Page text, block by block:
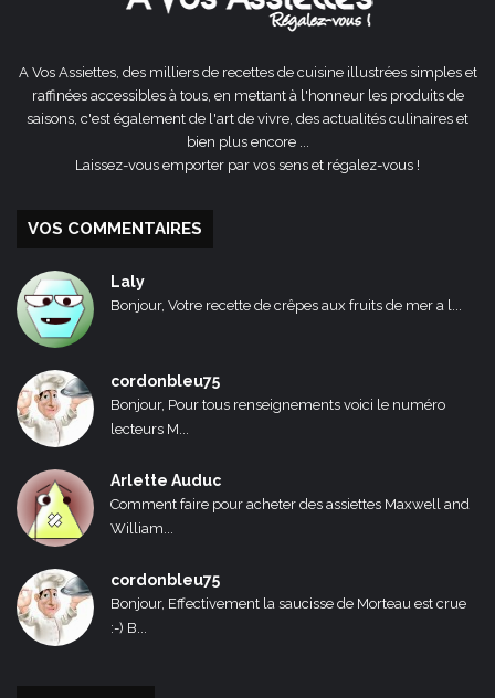
A Vos Assiettes, des milliers de recettes de cuisine illustrées simples et
raffinées accessibles à tous, en mettant à l'honneur les produits de
saisons, c'est également de l'art de vivre, des actualités culinaires et
bien plus encore ...
Laissez-vous emporter par vos sens et régalez-vous !
VOS COMMENTAIRES
Laly
Bonjour, Votre recette de crêpes aux fruits de mer a l...
cordonbleu75
Bonjour, Pour tous renseignements voici le numéro
lecteurs M...
Arlette Auduc
Comment faire pour acheter des assiettes Maxwell and
William...
cordonbleu75
Bonjour, Effectivement la saucisse de Morteau est crue
:-) B...